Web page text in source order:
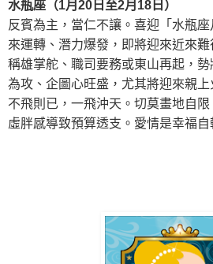
水瓶座（1月20日至2月18日）
反賓為主，當仁不讓。喜迎「水瓶
來運轉、潛力爆發，即將迎來近來
稱雄掌舵、職司要務或東山再起，
為攻、企圖心旺盛，尤其將迎來親上
不飛則已，一飛沖天。切莫畫地自
虛胖感導致預算透支。 愛情是幸福自